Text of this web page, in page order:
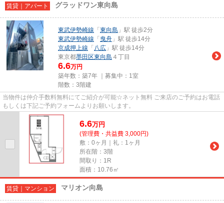
賃貸｜アパート グラッドワン東向島
東武伊勢崎線 「 東向島 」駅 徒歩2分
東武伊勢崎線 「 曳舟 」駅 徒歩14分
京成押上線 「 八広 」駅 徒歩14分
東京都墨田区東向島 ４丁目
6.6万円
築年数：築7年 ｜募集中： 1室
階数：3階建
当物件は仲介手数料無料にてご紹介が可能☆ネット無料 ご来店のご予約はお電話
もしくは下記ご予約フォームよりお願いします。
6.6万円
(管理費・共益費 3,000円)
敷：0ヶ月｜礼：1ヶ月
所在階：3階
間取り：1R
面積：10.76㎡
賃貸｜マンション マリオン向島